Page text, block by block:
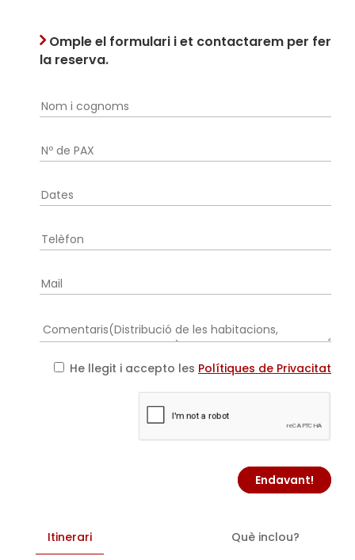
Omple el formulari i et contactarem per fer
la reserva.
He llegit i accepto les Polítiques de Privacitat
Endavant!
Itinerari Què inclou?